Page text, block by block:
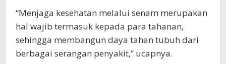
“Menjaga kesehatan melalui senam merupakan
hal wajib termasuk kepada para tahanan,
sehingga membangun daya tahan tubuh dari
berbagai serangan penyakit,” ucapnya.